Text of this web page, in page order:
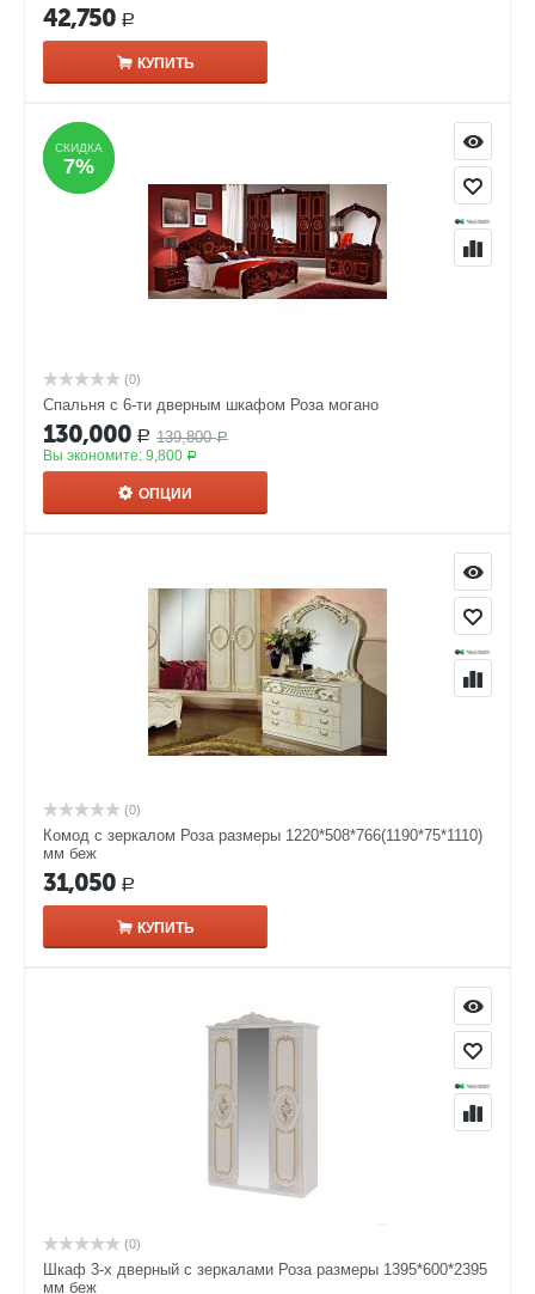
42,750 Р
КУПИТЬ
СКИДКА
7%
СКИДКА
7%
(0)
Спальня с 6-ти дверным шкафом Роза могано
130,000 Р 139,800 Р
Вы экономите: 9,800 Р
ОПЦИИ
(0)
Комод с зеркалом Роза размеры 1220*508*766(1190*75*1110)
мм беж
31,050 Р
КУПИТЬ
(0)
Шкаф 3-х дверный с зеркалами Роза размеры 1395*600*2395
мм беж